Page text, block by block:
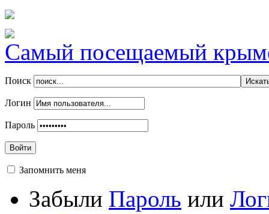
Самый посещаемый
Поиск
Логин
Пароль
Войти
Запомнить меня
Забыли Пароль или